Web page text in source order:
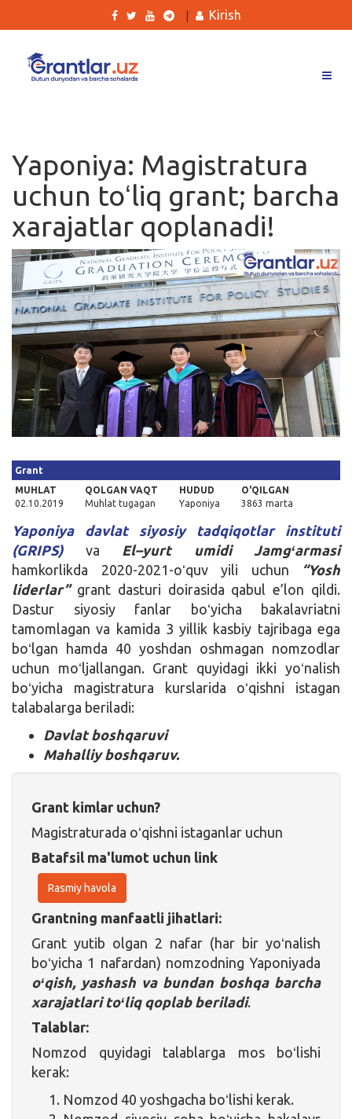
Ishlar
Kurslar
Blog
Yana
Qidirish
Kirish
Yaponiya: Magistratura
uchun toʻliq grant; barcha
xarajatlar qoplanadi!
Grant
MUHLAT
02.10.2019
QOLGAN VAQT
Muhlat tugagan
HUDUD
Yaponiya
O'QILGAN
3863 marta
Yaponiya davlat siyosiy tadqiqotlar instituti
(GRIPS)va El–yurt umidi Jamgʻarmasi
hamkorlikda 2020-2021-oʻquv yili uchun
“Yosh
liderlar” grant dasturi doirasida qabul e’lon qildi.
Dastur siyosiy fanlar boʻyicha bakalavriatni
tamomlagan va kamida 3 yillik kasbiy tajribaga ega
boʻlgan hamda 40 yoshdan oshmagan nomzodlar
uchun moʻljallangan. Grant quyidagi ikki yoʻnalish
boʻyicha magistratura kurslarida oʻqishni istagan
talabalarga beriladi:
Davlat boshqaruvi
Mahalliy boshqaruv.
Grant kimlar uchun?
Magistraturada oʻqishni istaganlar uchun
Batafsil ma'lumot uchun link
Rasmiy havola
Grantning manfaatli jihatlari:
Grant yutib olgan 2 nafar (har bir yoʻnalish
boʻyicha 1 nafardan) nomzodning Yaponiyada
oʻqish, yashash va bundan boshqa barcha
xarajatlari toʻliq qoplab beriladi.
Talablar:
Nomzod quyidagi talablarga mos boʻlishi
kerak:
Nomzod 40 yoshgacha boʻlishi kerak.